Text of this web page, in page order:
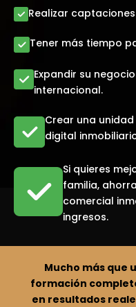
Realizar
Tener más tiempo
Expandir su
internacional.
Crear una
digital
Si quieres
familia,
comercial
ingresos.
Mucho más que
formación
en resultados